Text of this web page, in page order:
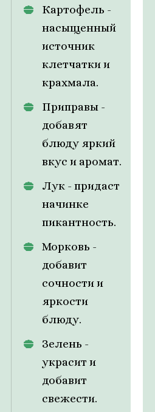
Картофель -
насыщенный
источник
клетчатки и
крахмала.
Приправы -
добавят
блюду яркий
вкус и аромат.
Лук - придаст
начинке
пикантность.
Морковь -
добавит
сочности и
яркости
блюду.
Зелень -
украсит и
добавит
свежести.